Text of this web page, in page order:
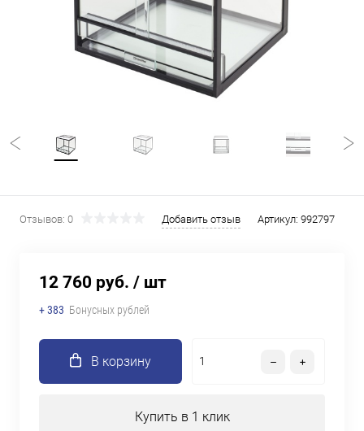
Отзывов: 0 Добавить отзыв Артикул: 992797
12 760 руб. / шт
+ 383 Бонусных рублей
В корзину
Купить в 1 клик